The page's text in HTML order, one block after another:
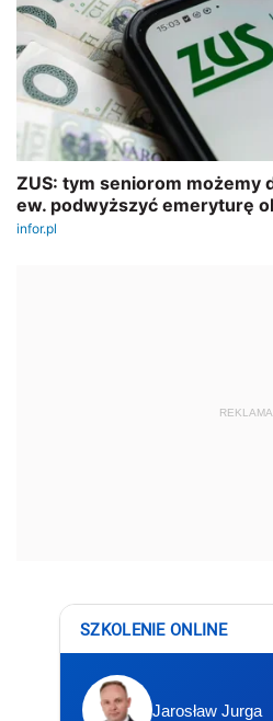
REKLAMA
SZKOLENIE ONLINE
Jarosław Jurga